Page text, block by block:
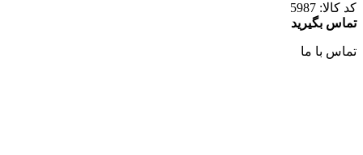
کد کالا: 5987
تماس بگیرید
تماس با ما